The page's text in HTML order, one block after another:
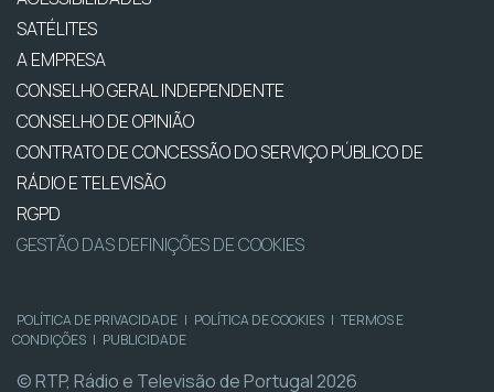
SATÉLITES
A EMPRESA
CONSELHO GERAL INDEPENDENTE
CONSELHO DE OPINIÃO
CONTRATO DE CONCESSÃO DO SERVIÇO PÚBLICO DE
RÁDIO E TELEVISÃO
RGPD
GESTÃO DAS DEFINIÇÕES DE COOKIES
POLÍTICA DE PRIVACIDADE | POLÍTICA DE COOKIES | TERMOS E
CONDIÇÕES | PUBLICIDADE
© RTP, Rádio e Televisão de Portugal 2026